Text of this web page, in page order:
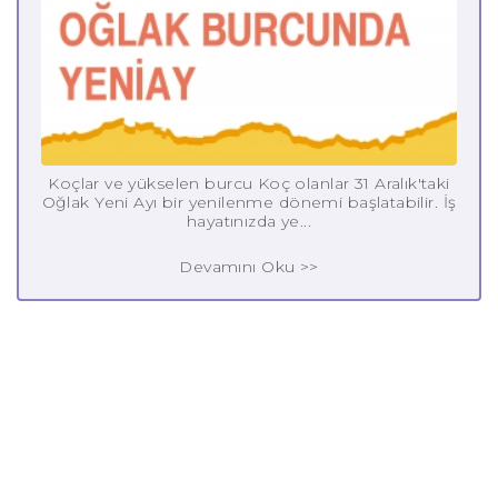
Koçlar ve yükselen burcu Koç olanlar 31 Aralık'taki
Oğlak Yeni Ayı bir yenilenme dönemi başlatabilir. İş
hayatınızda ye...
Devamını Oku >>